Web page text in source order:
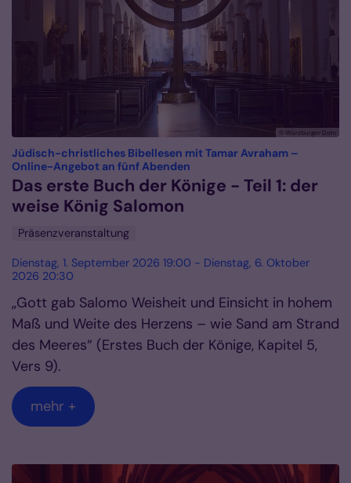
© Würzburger Dom
Jüdisch-christliches Bibellesen mit Tamar Avraham –
Online-Angebot an fünf Abenden
Das erste Buch der Könige - Teil 1: der
weise König Salomon
Präsenzveranstaltung
Dienstag, 1. September 2026 19:00 - Dienstag, 6. Oktober
2026 20:30
„Gott gab Salomo Weisheit und Einsicht in hohem
Maß und Weite des Herzens – wie Sand am Strand
des Meeres“ (Erstes Buch der Könige, Kapitel 5,
Vers 9).
mehr +